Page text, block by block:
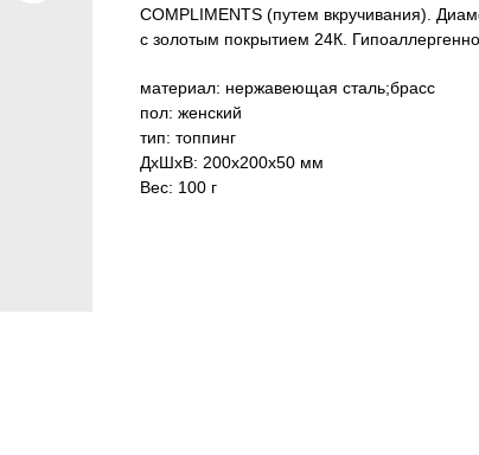
COMPLIMENTS (путем вкручивания).
с золотым покрытием 24К.
материал: нержавеющая сталь;брасс
пол: женский
тип: топпинг
ДxШxВ: 200x200x50 мм
Вес: 100 г